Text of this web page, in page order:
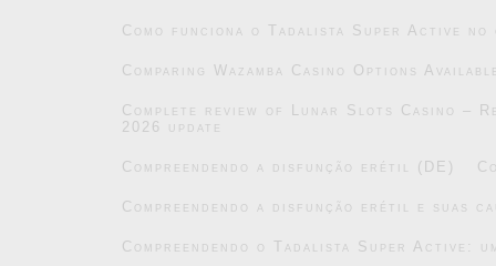
Como funciona o Tadalista Super Active no
Comparing Wazamba Casino Options
Complete review of Lunar Slots Casino –
2026 update
Compreendendo a disfunção erétil (DE)
Compreendendo a disfunção erétil e suas
Compreendendo o Tadalista Super Active: